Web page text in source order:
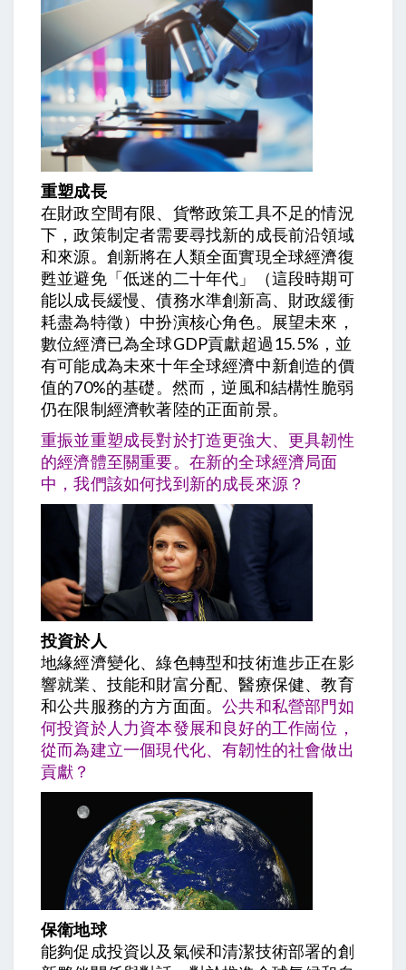
重塑成長
在財政空間有限、貨幣政策工具不足的情況
下，政策制定者需要尋找新的成長前沿領域
和來源。創新將在人類全面實現全球經濟復
甦並避免「低迷的二十年代」（這段時期可
能以成長緩慢、債務水準創新高、財政緩衝
耗盡為特徵）中扮演核心角色。展望未來，
數位經濟已為全球GDP貢獻超過15.5%，並
有可能成為未來十年全球經濟中新創造的價
值的70%的基礎。然而，逆風和結構性脆弱
仍在限制經濟軟著陸的正面前景。
重振並重塑成長對於打造更強大、更具韌性
的經濟體至關重要。在新的全球經濟局面
中，我們該如何找到新的成長來源？
投資於人
地緣經濟變化、綠色轉型和技術進步正在影
響就業、技能和財富分配、醫療保健、教育
和公共服務的方方面面。公共和私營部門如
何投資於人力資本發展和良好的工作崗位，
從而為建立一個現代化、有韌性的社會做出
貢獻？
保衛地球
能夠促成投資以及氣候和清潔技術部署的創